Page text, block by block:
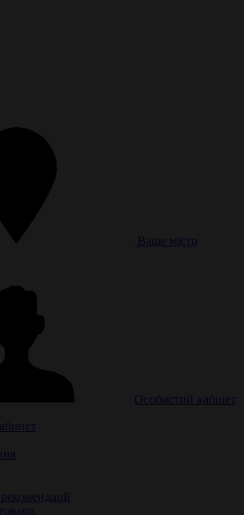
Ваше місто
Особистий кабінет